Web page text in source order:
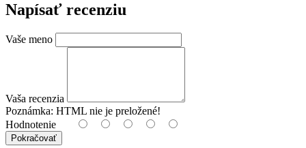
Napísať recenziu
Vaše meno
Vaša recenzia
Poznámka: HTML nie je preložené!
Hodnotenie
Pokračovať